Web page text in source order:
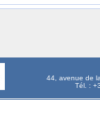
44, avenue de
Tél. :